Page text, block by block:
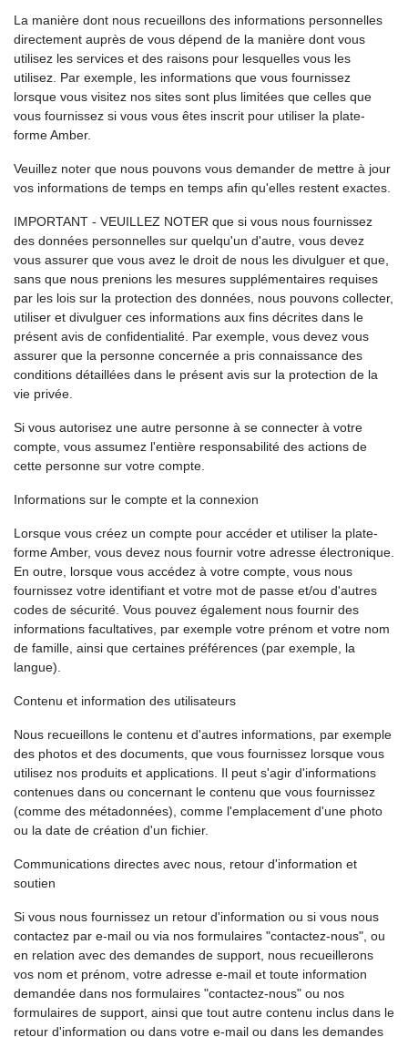
La manière dont nous recueillons des informations personnelles
directement auprès de vous dépend de la manière dont vous
utilisez les services et des raisons pour lesquelles vous les
utilisez. Par exemple, les informations que vous fournissez
lorsque vous visitez nos sites sont plus limitées que celles que
vous fournissez si vous vous êtes inscrit pour utiliser la plate-
forme Amber.
Veuillez noter que nous pouvons vous demander de mettre à jour
vos informations de temps en temps afin qu'elles restent exactes.
IMPORTANT - VEUILLEZ NOTER que si vous nous fournissez
des données personnelles sur quelqu'un d'autre, vous devez
vous assurer que vous avez le droit de nous les divulguer et que,
sans que nous prenions les mesures supplémentaires requises
par les lois sur la protection des données, nous pouvons collecter,
utiliser et divulguer ces informations aux fins décrites dans le
présent avis de confidentialité. Par exemple, vous devez vous
assurer que la personne concernée a pris connaissance des
conditions détaillées dans le présent avis sur la protection de la
vie privée.
Si vous autorisez une autre personne à se connecter à votre
compte, vous assumez l'entière responsabilité des actions de
cette personne sur votre compte.
Informations sur le compte et la connexion
Lorsque vous créez un compte pour accéder et utiliser la plate-
forme Amber, vous devez nous fournir votre adresse électronique.
En outre, lorsque vous accédez à votre compte, vous nous
fournissez votre identifiant et votre mot de passe et/ou d'autres
codes de sécurité. Vous pouvez également nous fournir des
informations facultatives, par exemple votre prénom et votre nom
de famille, ainsi que certaines préférences (par exemple, la
langue).
Contenu et information des utilisateurs
Nous recueillons le contenu et d'autres informations, par exemple
des photos et des documents, que vous fournissez lorsque vous
utilisez nos produits et applications. Il peut s'agir d'informations
contenues dans ou concernant le contenu que vous fournissez
(comme des métadonnées), comme l'emplacement d'une photo
ou la date de création d'un fichier.
Communications directes avec nous, retour d'information et
soutien
Si vous nous fournissez un retour d'information ou si vous nous
contactez par e-mail ou via nos formulaires "contactez-nous", ou
en relation avec des demandes de support, nous recueillerons
vos nom et prénom, votre adresse e-mail et toute information
demandée dans nos formulaires "contactez-nous" ou nos
formulaires de support, ainsi que tout autre contenu inclus dans le
retour d'information ou dans votre e-mail ou dans les demandes